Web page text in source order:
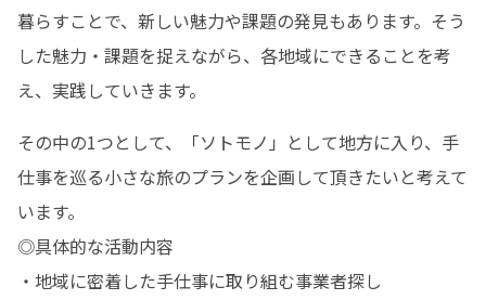
暮らすことで、新しい魅力や課題の発見もあります。そう
した魅力・課題を捉えながら、各地域にできることを考
え、実践していきます。
その中の1つとして、「ソトモノ」として地方に入り、手
仕事を巡る小さな旅のプランを企画して頂きたいと考えて
います。
◎具体的な活動内容
・地域に密着した手仕事に取り組む事業者探し